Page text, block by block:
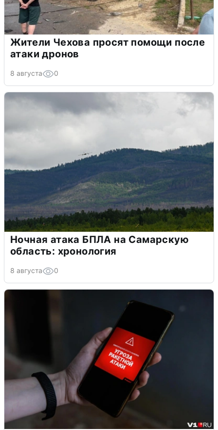
Жители Чехова просят помощи после
атаки дронов
8 августа 0
Ночная атака БПЛА на Самарскую
область: хронология
8 августа 0